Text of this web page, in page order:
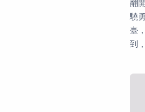
翻
驍
臺
到